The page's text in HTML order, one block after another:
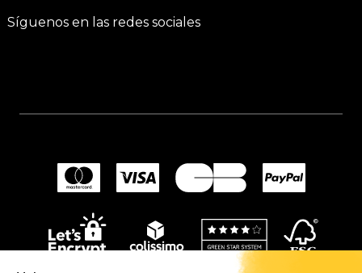
Síguenos en las redes sociales